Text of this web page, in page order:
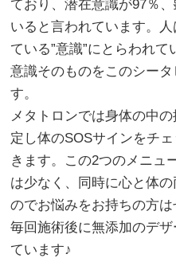
ており、潜在意識が97％
いると言われています。
ている”意識”にとらわれ
意識そのものをこのシー
す。
メタトロンでは身体の中
定し体のSOSサインをチ
きます。この2つのメニュ
は少なく、同時に心と体
のでお悩みをお持ちの方は
毎回施術後に無添加のデ
ています♪